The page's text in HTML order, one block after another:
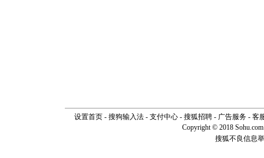
片叶子是
送你一棵
设置首页- 搜狗输入法- 支付中心- 搜狐招聘- 广告服务- 客
Copyright © 2018
搜狐不良信息